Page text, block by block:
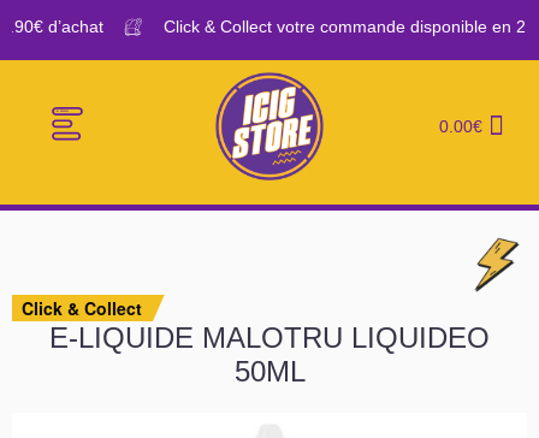
d’achat Click & Collect votre commande disponible en 2H
0.00€
Click & Collect
E-LIQUIDE MALOTRU LIQUIDEO
50ML